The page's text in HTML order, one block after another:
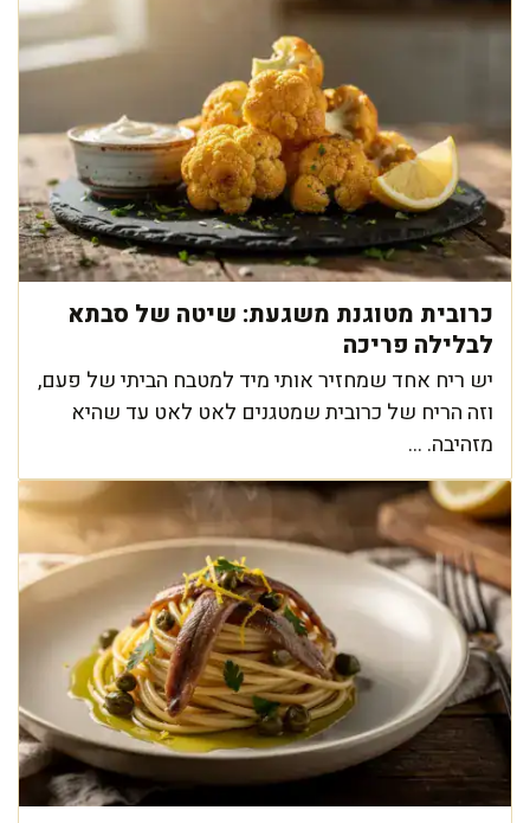
כרובית מטוגנת משגעת: שיטה של סבתא
לבלילה פריכה
יש ריח אחד שמחזיר אותי מיד למטבח הביתי של פעם,
וזה הריח של כרובית שמטגנים לאט לאט עד שהיא
מזהיבה. ...